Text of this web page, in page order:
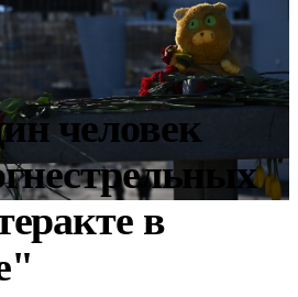
человек
в